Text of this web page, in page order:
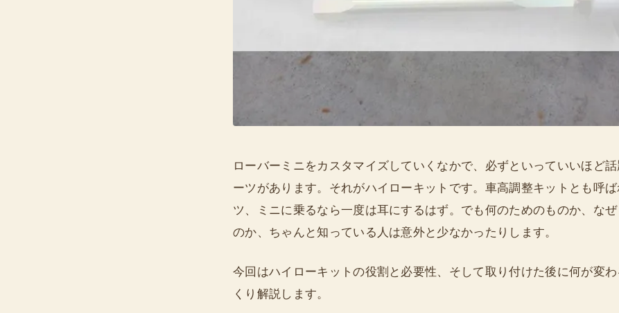
ローバーミニをカスタマイズしていくなかで、必ずといっていいほど
ーツがあります。それがハイローキットです。車高調整キットとも呼
ツ、ミニに乗るなら一度は耳にするはず。でも何のためのものか、な
のか、ちゃんと知っている人は意外と少なかったりします。
今回はハイローキットの役割と必要性、そして取り付けた後に何が変
くり解説します。